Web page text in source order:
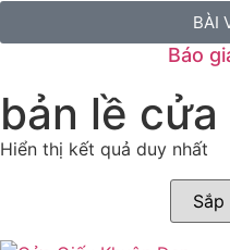
BÀI
Báo
bản lề
Hiển thị kết quả duy nhất